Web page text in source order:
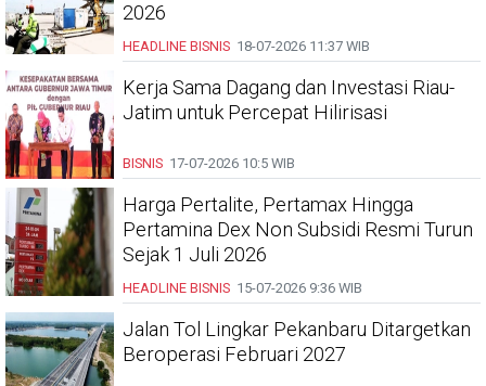
2026
HEADLINE BISNIS 18-07-2026 11:37 WIB
Kerja Sama Dagang dan Investasi Riau-
Jatim untuk Percepat Hilirisasi
BISNIS 17-07-2026 10:5 WIB
Harga Pertalite, Pertamax Hingga
Pertamina Dex Non Subsidi Resmi Turun
Sejak 1 Juli 2026
HEADLINE BISNIS 15-07-2026 9:36 WIB
Jalan Tol Lingkar Pekanbaru Ditargetkan
Beroperasi Februari 2027